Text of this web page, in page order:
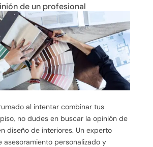
de un profesional
al intentar combinar tus
no dudes en buscar la opinión de
diseño de interiores. Un experto
asesoramiento personalizado y